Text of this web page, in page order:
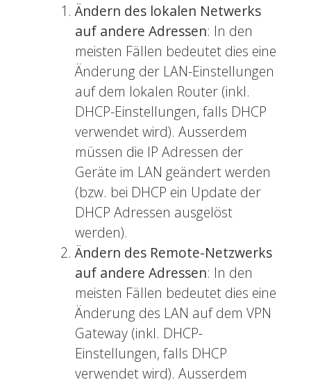
Ändern des lokalen Netwerks
auf andere Adressen: In den
meisten Fällen bedeutet dies eine
Änderung der LAN-Einstellungen
auf dem lokalen Router (inkl.
DHCP-Einstellungen, falls DHCP
verwendet wird). Ausserdem
müssen die IP Adressen der
Geräte im LAN geändert werden
(bzw. bei DHCP ein Update der
DHCP Adressen ausgelöst
werden).
Ändern des Remote-Netzwerks
auf andere Adressen: In den
meisten Fällen bedeutet dies eine
Änderung des LAN auf dem VPN
Gateway (inkl. DHCP-
Einstellungen, falls DHCP
verwendet wird). Ausserdem